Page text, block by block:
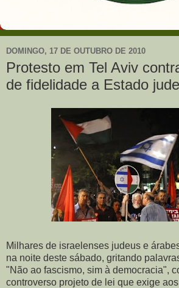
DOMINGO, 17 DE OUTUBRO DE 2010
Protesto em Tel Aviv
de fidelidade a Estado
Milhares de israelenses judeus e
na noite deste sábado, gritando
"Não ao fascismo, sim à democracia",
controverso projeto de lei que exige